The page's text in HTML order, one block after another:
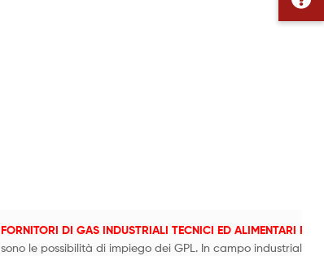
FORNITORI DI GAS INDUSTRIALI TECNICI ED ALIMENTARI
sono le possibilità di impiego dei GPL. In campo industriale